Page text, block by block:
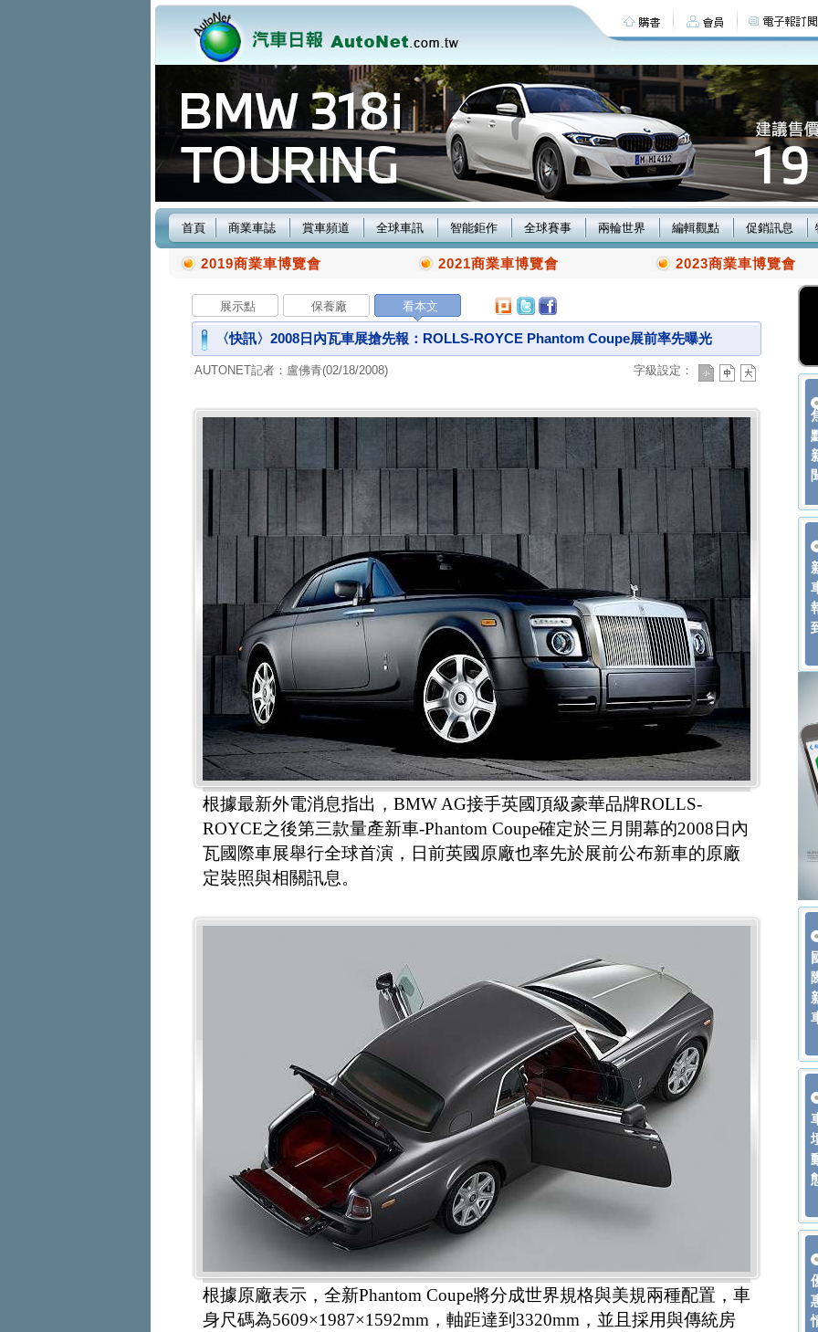
首頁 商業車誌 賞車頻道 全球車訊 智能鉅作 全球賽事 兩輪世界 編輯觀點 促銷訊息
2019商業車博覽會 2021商業車博覽會 2023商業車博覽會
展示點 保養廠 看本文
〈快訊〉2008日內瓦車展搶先報：ROLLS-ROYCE Phantom Coupe展前率先曝光
AUTONET記者：盧佛青(02/18/2008) 字級設定：
根據最新外電消息指出，BMW AG接手英國頂級豪華品牌ROLLS-
ROYCE之後第三款量產新車-Phantom Coupe確定於三月開幕的2008日內
瓦國際車展舉行全球首演，日前英國原廠也率先於展前公布新車的原廠
定裝照與相關訊息。
根據原廠表示，全新Phantom Coupe將分成世界規格與美規兩種配置，車
身尺碼為5609×1987×1592mm，軸距達到3320mm，並且採用與傳統房